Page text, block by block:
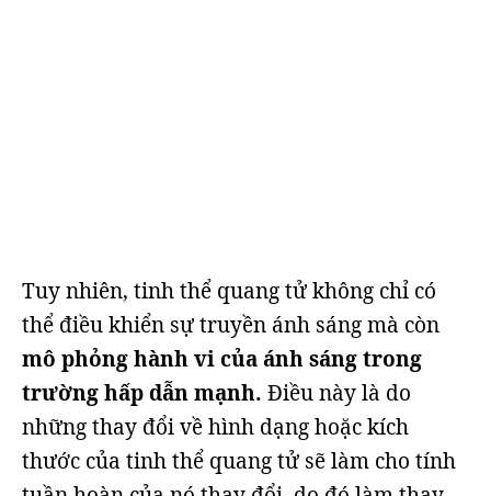
Tuy nhiên, tinh thể quang tử không chỉ có
thể điều khiển sự truyền ánh sáng mà còn
mô phỏng hành vi của ánh sáng trong
trường hấp dẫn mạnh. Điều này là do
những thay đổi về hình dạng hoặc kích
thước của tinh thể quang tử sẽ làm cho tính